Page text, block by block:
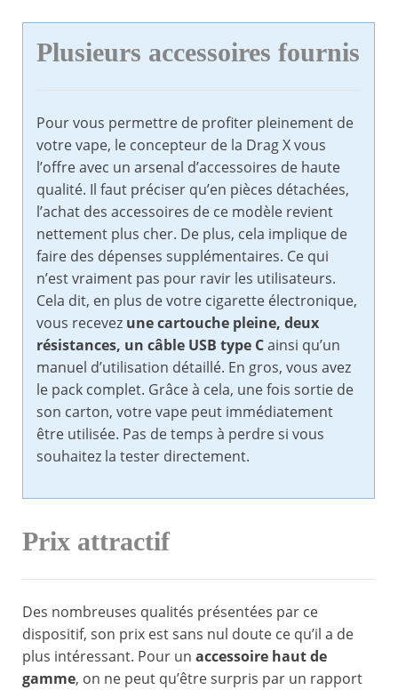
Plusieurs accessoires fournis
Pour vous permettre de profiter pleinement de
votre vape, le concepteur de la Drag X vous
l’offre avec un arsenal d’accessoires de haute
qualité. Il faut préciser qu’en pièces détachées,
l’achat des accessoires de ce modèle revient
nettement plus cher. De plus, cela implique de
faire des dépenses supplémentaires. Ce qui
n’est vraiment pas pour ravir les utilisateurs.
Cela dit, en plus de votre cigarette électronique,
vous recevez une cartouche pleine, deux
résistances, un câble USB type Cainsi qu’un
manuel d’utilisation détaillé. En gros, vous avez
le pack complet. Grâce à cela, une fois sortie de
son carton, votre vape peut immédiatement
être utilisée. Pas de temps à perdre si vous
souhaitez la tester directement.
Prix attractif
Des nombreuses qualités présentées par ce
dispositif, son prix est sans nul doute ce qu’il a de
plus intéressant. Pour un accessoire haut de
gamme, on ne peut qu’être surpris par un rapport